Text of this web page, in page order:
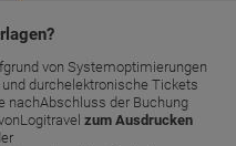
von Systemoptimierungen
durchelektronische Tickets
nachAbschluss der Buchung
zum Ausdrucken